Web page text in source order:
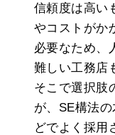
信頼度は高い
やコストがか
必要なため、
難しい工務店
そこで選択肢
が、SE構法
どでよく採用